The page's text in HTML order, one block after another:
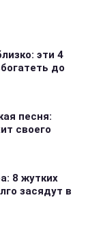
эти 4
до
песня:
своего
8 жутких
засядут в